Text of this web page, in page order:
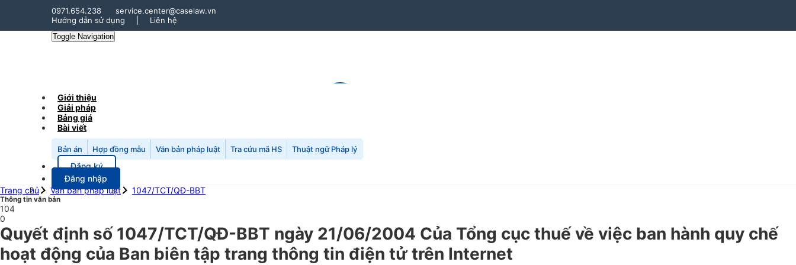
0971.654.238
service.center@caselaw.vn
Hướng dẫn sử dụng
Liên hệ
Toggle Navigation
Giới thiệu
Giải pháp
Bảng giá
Bài viết
Bản án Hợp đồng mẫu Văn bản pháp luật Tra cứu mã HS Thuật ngữ Pháp lý
Đăng ký
Đăng nhập
Trang chủ
Văn bản pháp luật 1047/TCT/QĐ-BBT
Thông tin văn bản
104
0
Quyết định số 1047/TCT/QĐ-BBT ngày 21/06/2004 Của Tổng cục thuế về việc ban hành quy chế
hoạt động của Ban biên tập trang thông tin điện tử trên Internet